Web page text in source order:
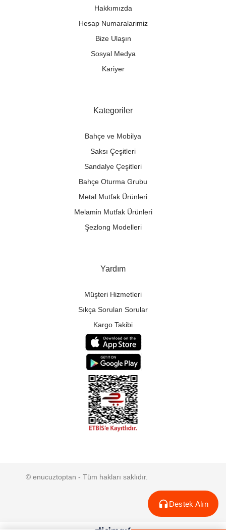
Destek Alın
Hakkımızda
Hesap Numaralarimiz
Bize Ulaşın
Sosyal Medya
Kariyer
Kategoriler
Bahçe ve Mobilya
Saksı Çeşitleri
Sandalye Çeşitleri
Bahçe Oturma Grubu
Metal Mutfak Ürünleri
Melamin Mutfak Ürünleri
Şezlong Modelleri
Yardım
Müşteri Hizmetleri
Sıkça Sorulan Sorular
Kargo Takibi
© enucuztoptan - Tüm hakları saklıdır.